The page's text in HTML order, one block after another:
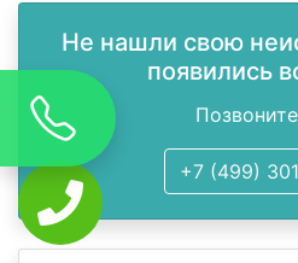
Не нашли свою
появились
+7 (499)